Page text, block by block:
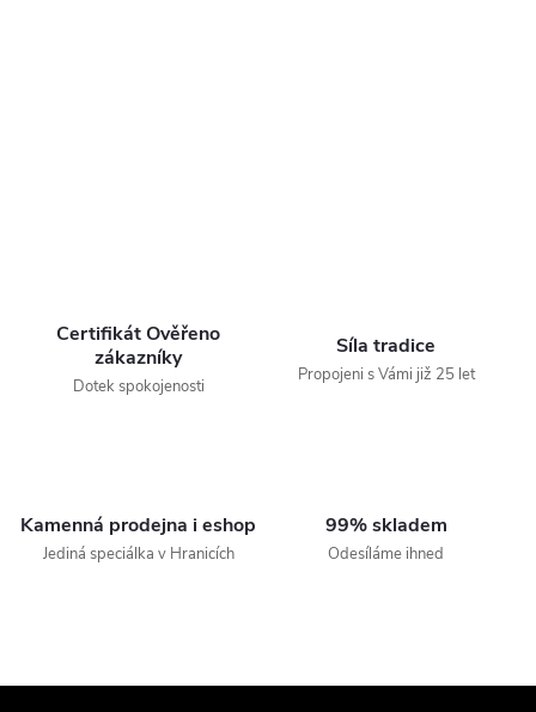
Certifikát Ověřeno
zákazníky
Dotek spokojenosti
Síla tradice
Propojeni s Vámi již 25 let
Kamenná prodejna i eshop
Jediná speciálka v Hranicích
99% skladem
Odesíláme ihned